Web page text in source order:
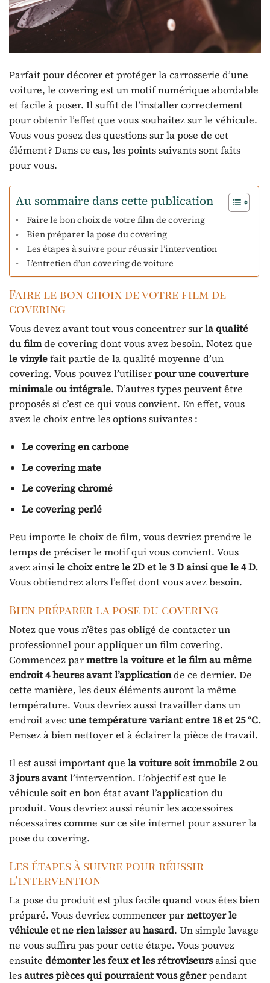
Parfait pour décorer et protéger la carrosserie d’une
voiture, le covering est un motif numérique abordable
et facile à poser. Il suffit de l’installer correctement
pour obtenir l’effet que vous souhaitez sur le véhicule.
Vous vous posez des questions sur la pose de cet
élément ? Dans ce cas, les points suivants sont faits
pour vous.
Au sommaire dans cette publication
Faire le bon choix de votre film de covering
Bien préparer la pose du covering
Les étapes à suivre pour réussir l’intervention
L’entretien d’un covering de voiture
Faire le bon choix de votre film de
covering
Vous devez avant tout vous concentrer surla qualité
du filmde covering dont vous avez besoin. Notez que
levinylefait partie de la qualité moyenne d’un
covering. Vous pouvez l’utiliserpour une couverture
minimale ou intégrale. D’autres types peuvent être
proposés si c’est ce qui vous convient. En effet, vous
avez le choix entre les options suivantes :
Le covering en carbone
Le covering mate
Le covering chromé
Le covering perlé
Peu importe le choix de film, vous devriez prendre le
temps de préciser le motif qui vous convient. Vous
avez ainsile choix entre le 2D et le 3 D ainsi que le 4 D.
Vous obtiendrez alors l’effet dont vous avez besoin.
Bien préparer la pose du covering
Notez que vous n’êtes pas obligé de contacter un
professionnel pour appliquer un film covering.
Commencez parmettre la voiture et le film au même
endroit 4 heures avant l’applicationde ce dernier. De
cette manière, les deux éléments auront la même
température. Vous devriez aussi travailler dans un
endroit avecunetempératurevariantentre 18 et 25 °C.
Pensez à bien nettoyer et à éclairer la pièce de travail.
Il est aussi important que la voiture soitimmobile 2 ou
3 jours avantl’intervention. L’objectif est que le
véhicule soit en bon état avant l’application du
produit. Vous devriez aussi réunir les accessoires
nécessaires comme sur ce site internet pour assurer la
pose du covering.
Les étapes à suivre pour réussir
l’intervention
La pose du produit est plus facile quand vous êtes bien
préparé. Vous devriez commencer parnettoyer le
véhicule et ne rien laisser au hasard. Un simple lavage
ne vous suffira pas pour cette étape. Vous pouvez
ensuite démonter les feux et les rétroviseursainsi que
lesautres pièces qui pourraient vous gênerpendant